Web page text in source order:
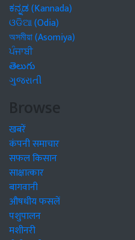
ಕನ್ನಡ (Kannada)
ଓଡିଆ (Odia)
অসমীয়া (Asomiya)
ਪੰਜਾਬੀ
తెలుగు
ગુજરાતી
Browse
खबरें
कंपनी समाचार
सफल किसान
साक्षात्कार
बागवानी
औषधीय फसलें
पशुपालन
मशीनरी